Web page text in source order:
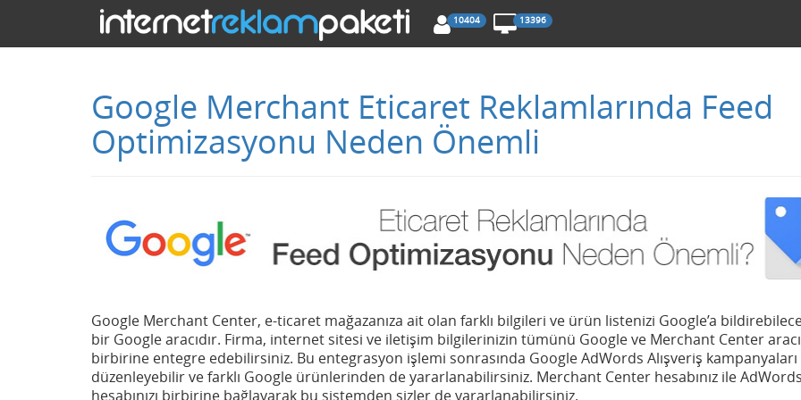
10404 13396
Google Merchant Eticaret Reklamlarında Feed
Optimizasyonu Neden Önemli
Google Merchant Center, e-ticaret mağazanıza ait olan farklı bilgileri ve ürün listenizi Google’a
bir Google aracıdır. Firma, internet sitesi ve iletişim bilgilerinizin tümünü Google ve Merchant Center
birbirine entegre edebilirsiniz. Bu entegrasyon işlemi sonrasında Google AdWords Alışveriş kampanyaları
düzenleyebilir ve farklı Google ürünlerinden de yararlanabilirsiniz. Merchant Center hesabınız ile AdWords
hesabınızı birbirine bağlayarak bu sistemden sizler de yararlanabilirsiniz.